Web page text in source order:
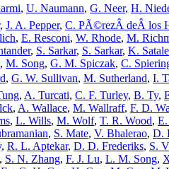
, U. Naumann, G. Neer, H.
, J. A. Pepper, C. PÃ©rezÂ deÂ los
, E. Resconi, W. Rhode, M.
, S. Sarkar, S. Sarkar, K.
, M. Song, G. M. Spiczak, C.
, G. W. Sullivan, M. Sutherland, I.
, A. Turcati, C. F. Turley, B. Ty,
, A. Wallace, M. Wallraff, F. D.
, L. Wills, M. Wolf, T. R. Wood,
, S. Mate, V. Bhalerao, D.
, R. L. Aptekar, D. D. Frederiks, S.
, S. N. Zhang, F. J. Lu, L. M. Song,